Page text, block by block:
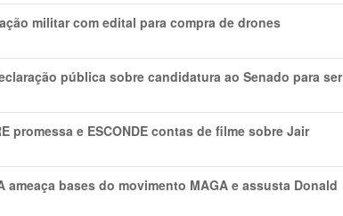
militar com edital para compra de drones
pública sobre candidatura ao Senado para ser
promessa e ESCONDE contas de filme sobre Jair
ameaça bases do movimento MAGA e assusta Donald